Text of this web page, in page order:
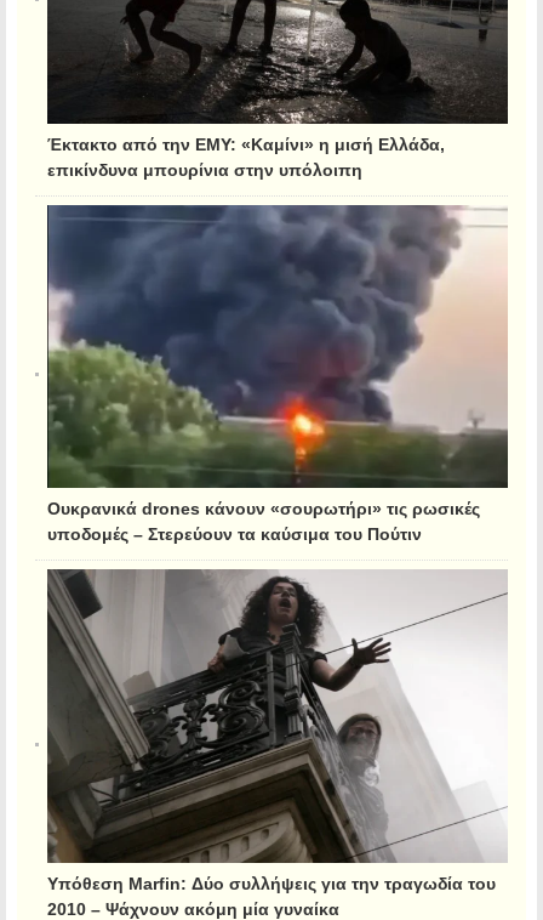
Έκτακτο από την ΕΜΥ: «Καμίνι» η μισή Ελλάδα,
επικίνδυνα μπουρίνια στην υπόλοιπη
Ουκρανικά drones κάνουν «σουρωτήρι» τις ρωσικές
υποδομές – Στερεύουν τα καύσιμα του Πούτιν
Υπόθεση Marfin: Δύο συλλήψεις για την τραγωδία του
2010 – Ψάχνουν ακόμη μία γυναίκα